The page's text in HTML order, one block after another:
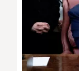
POLÍTICA